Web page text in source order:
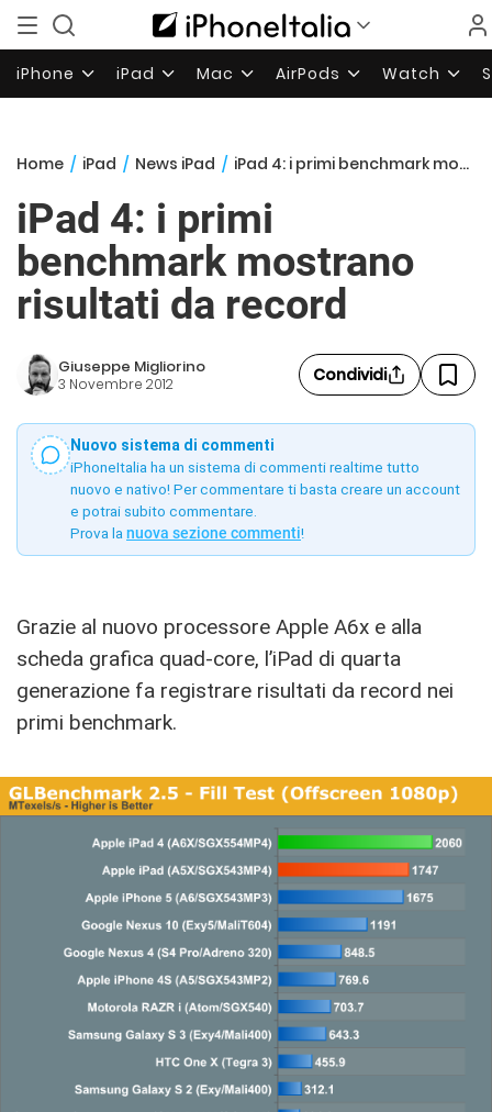
iPhone iPad Mac AirPods Watch
Home / iPad / News iPad / iPad 4: i primi benchmark mostrano risultati da record
iPad 4: i primi
benchmark mostrano
risultati da record
Giuseppe Migliorino
3 Novembre 2012 Condividi
Nuovo sistema di commenti
iPhoneItalia ha un sistema di commenti realtime tutto
nuovo e nativo! Per commentare ti basta creare un account
e potrai subito commentare.
Prova la nuova sezione commenti!
Grazie al nuovo processore Apple A6x e alla
scheda grafica quad-core, l’iPad di quarta
generazione fa registrare risultati da record nei
primi benchmark.